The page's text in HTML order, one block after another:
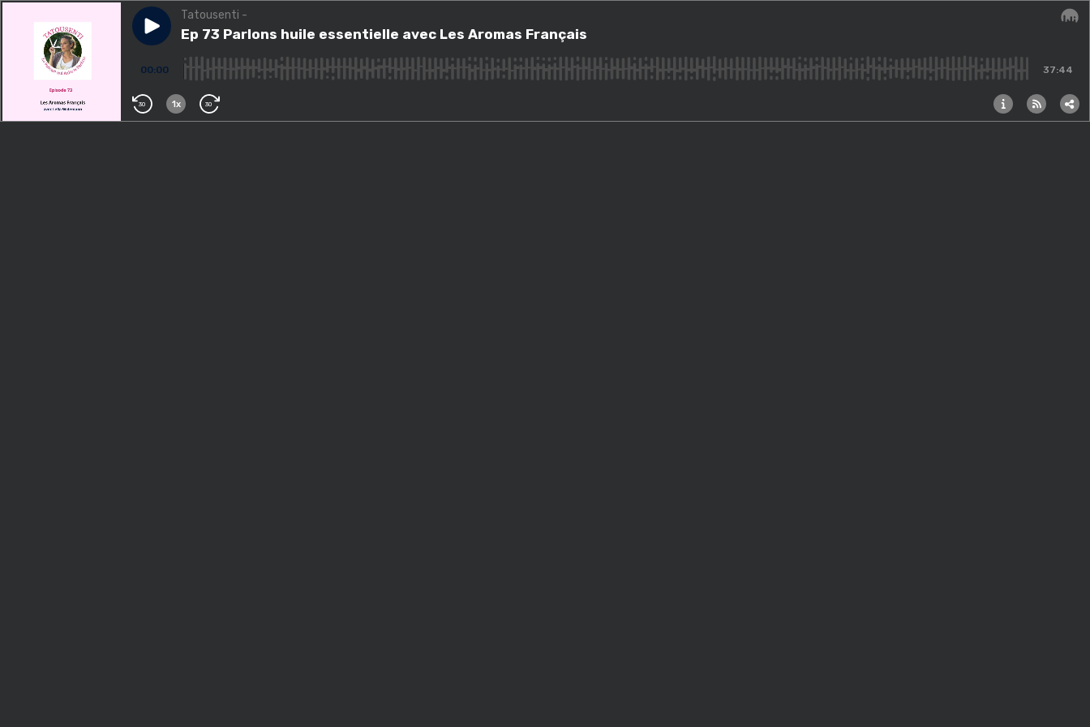
Play episodeEp 73 Parlons huile essentielle avec Les Aromas Français
Tatousenti -
Ep 73 Parlons huile essentielle avec Les Aromas Français
00:00 37:44
30 1x 30